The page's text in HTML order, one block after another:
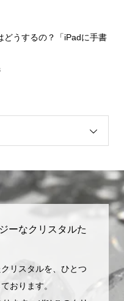
どうするの？「iPadに手書
ーなクリスタルた
リスタルを、ひとつ
おります。